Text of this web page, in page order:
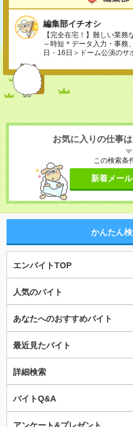
編集部イチオシ
【完全在宅！】難しい業
～時短＊データ入力・事務
日・16日＞ドーム公演のサ
お気に入りの仕事
この検索条
新着メー
かんたん
エンバイトTOP
人気のバイト
あなたへのおすすめバイト
最近見たバイト
詳細検索
バイトQ&A